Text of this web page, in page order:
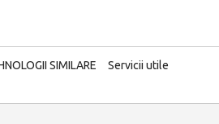
SIMILARE
Servicii utile